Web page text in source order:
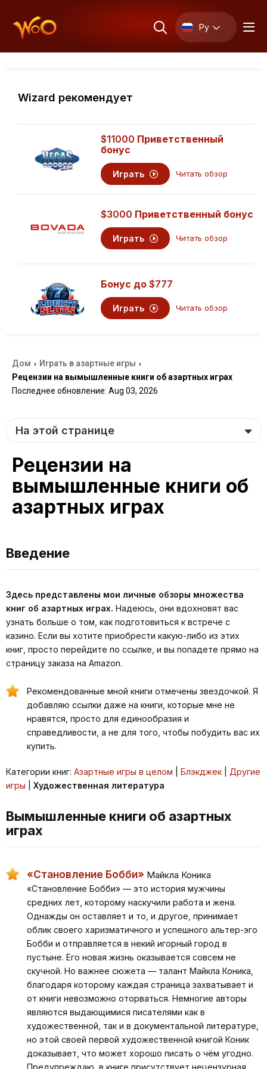
Ру
Wizard рекомендует
$11000 Приветственный
бонус
Играть Читать обзор
$3000 Приветственный бонус
Играть Читать обзор
Бонус до$777
Играть Читать обзор
Дом › Играть в азартные игры ›
Рецензии на вымышленные книги об азартных играх
Последнее обновление: Aug 03, 2026
На этой странице
Рецензии на
вымышленные книги об
азартных играх
Введение
Здесь представлены мои личные обзоры множества
книг об азартных играх. Надеюсь, они вдохновят вас
узнать больше о том, как подготовиться к встрече с
казино. Если вы хотите приобрести какую-либо из этих
книг, просто перейдите по ссылке, и вы попадете прямо на
страницу заказа на Amazon.
Рекомендованные мной книги отмечены звездочкой. Я
добавляю ссылки даже на книги, которые мне не
нравятся, просто для единообразия и
справедливости, а не для того, чтобы побудить вас их
купить.
Категории книг: Азартные игры в целом Блэкджек
Другие
игры
Художественная литература
Вымышленные книги об азартных
играх
«Становление Бобби» Майкла Коника
«Становление Бобби» — это история мужчины
средних лет, которому наскучили работа и жена.
Однажды он оставляет и то, и другое, принимает
облик своего харизматичного и успешного альтер-эго
Бобби и отправляется в некий игорный город в
пустыне. Его новая жизнь оказывается совсем не
скучной. Но важнее сюжета — талант Майкла Коника,
благодаря которому каждая страница захватывает и
от книги невозможно оторваться. Немногие авторы
являются выдающимися писателями как в
художественной, так и в документальной литературе,
но этой своей первой художественной книгой Коник
доказывает, что может хорошо писать о чём угодно.
Предупреждаю, в книге присутствует нецензурная